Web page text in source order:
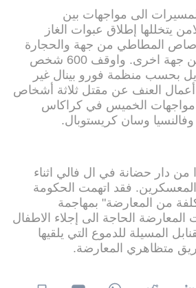
الى مواجهات بين
يتخللها إطلاق عبوات الغاز
المطاطي من جهة والحجارة
الزجاجات الحارقة من جهة اخرى. واوقف 600 شخص
بحسب منظمة فورو بينال غير
العنف عن مقتل ثلاثة أشخاص
مواجهات الخميس في كراكاس
وسان كريستوبال.
54 مولودا من دار حضانة في ال فالي اثناء
المعسكرين. فقد اتهمت الحكومة
من المعارضة" بمهاجمة
الحاجة الى إجلاء الاطفال
المسيلة للدموع التي يلقيها
متظاهري المعارضة.